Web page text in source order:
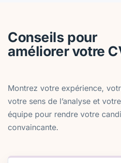
Conseils pour
améliorer votre
Montrez votre expérience,
votre sens de l’analyse et
équipe pour rendre votre
convaincante.